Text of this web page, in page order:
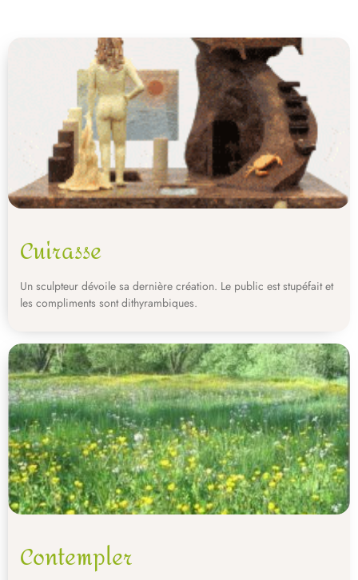
Cuirasse
Un sculpteur dévoile sa dernière création. Le public est stupéfait et
les compliments sont dithyrambiques.
Contempler